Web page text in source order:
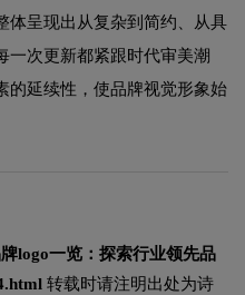
体呈现出从复杂到简约、从具
一次更新都紧跟时代审美潮
的延续性，使品牌视觉形象始
logo一览：探索行业领先品
转载时请注明出处为诗